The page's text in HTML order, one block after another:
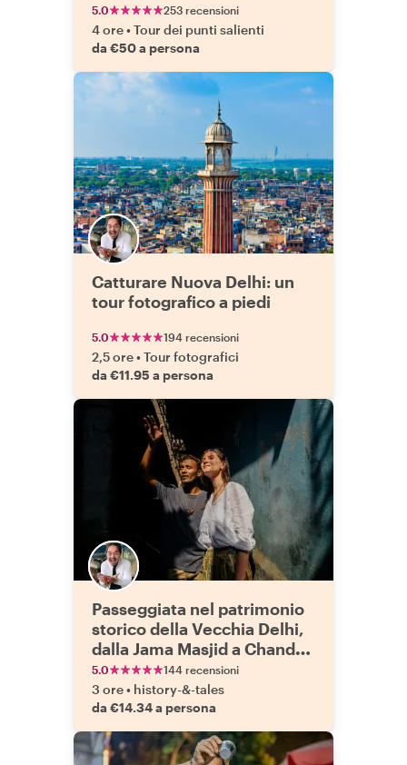
5.0 253 recensioni
4 ore•Tour dei punti salienti
da €50 a persona
Catturare Nuova Delhi: un
tour fotografico a piedi
5.0 194 recensioni
2,5 ore•Tour fotografici
da €11.95 a persona
Passeggiata nel patrimonio
storico della Vecchia Delhi,
dalla Jama Masjid a Chandni
Chowk
5.0 144 recensioni
3 ore• history-&-tales
da €14.34 a persona